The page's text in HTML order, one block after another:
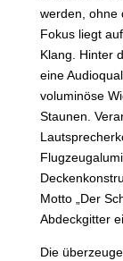
werden, ohne
Fokus liegt
Klang. Hinter
eine
voluminöse
Staunen.
Motto „Der
Abdeckgitter
Die